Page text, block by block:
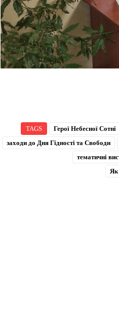
TAGS Герої Небесної Сотні
заходи до Дня Гідності та Свободи
тематичні
Як